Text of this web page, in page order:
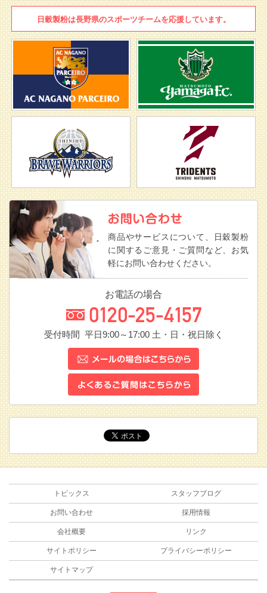
日穀製粉は長野県のスポーツチームを応援しています。
商品やサービスについて、日穀製粉
に関するご意見・ご質問など、お気
軽にお問い合わせください。
お電話の場合
受付時間 平日9:00～17:00土・日・祝日除く
トピックス スタッフブログ
お問い合わせ 採用情報
会社概要 リンク
サイトポリシー プライバシーポリシー
サイトマップ